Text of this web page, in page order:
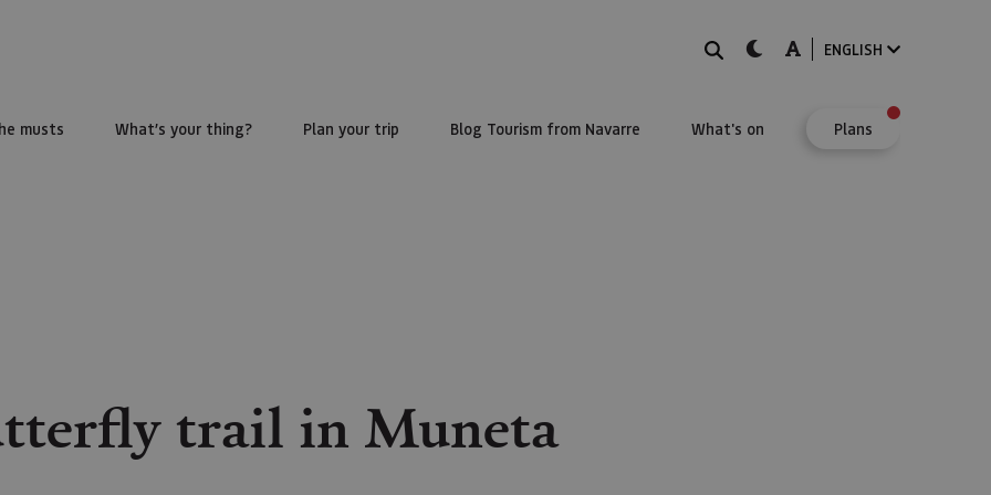
Searchdark-mode
A-modeENGLISH
musts What’s your thing? Plan your trip Blog Tourism from Navarre What's on Plans
trail in Muneta